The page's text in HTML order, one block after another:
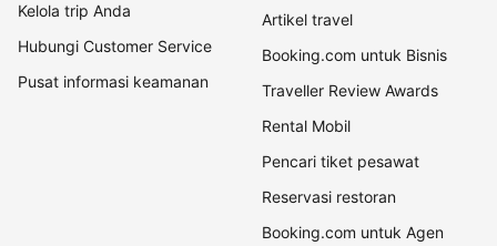
Kelola trip Anda
Hubungi Customer Service
Pusat informasi keamanan
Artikel travel
Booking.com untuk Bisnis
Traveller Review Awards
Rental Mobil
Pencari tiket pesawat
Reservasi restoran
Booking.com untuk Agen